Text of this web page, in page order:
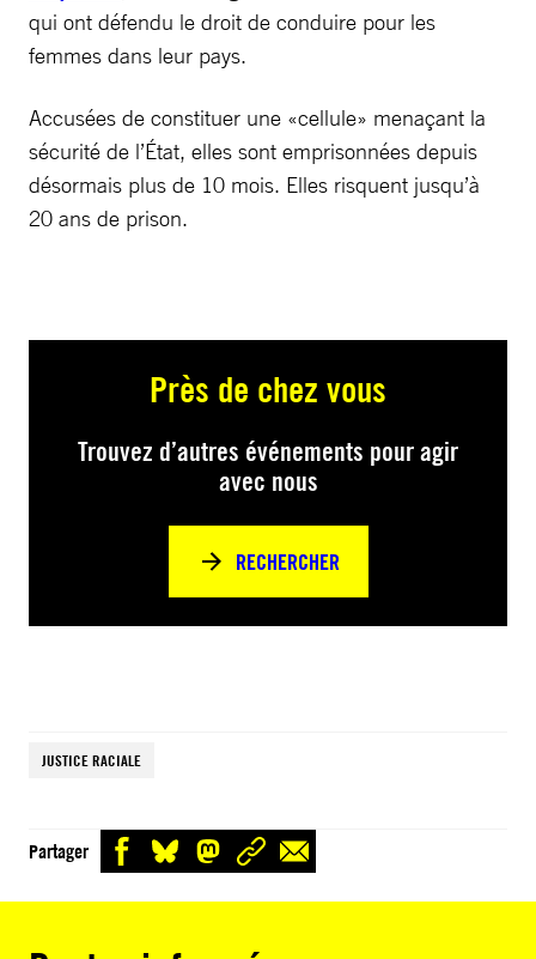
qui ont défendu le droit de conduire pour les
femmes dans leur pays.
Accusées de constituer une «cellule» menaçant la
sécurité de l’État, elles sont emprisonnées depuis
désormais plus de 10 mois. Elles risquent jusqu’à
20 ans de prison.
Près de chez vous
Trouvez d’autres événements pour agir
avec nous
RECHERCHER
JUSTICE RACIALE
Partager